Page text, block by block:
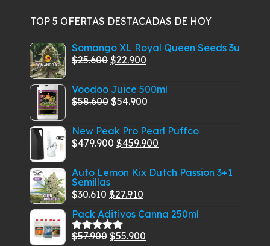
TOP 5 OFERTAS DESTACADAS DE HOY
Somango XL Royal Queen Seeds 3u
$25.600 El
original
era:
$22.900
actual
es:
Voodoo Juice 500ml
$58.600 El
original
era:
$54.900
actual
es:
New Peak Pro Pearl Puffco
$479.900 El
original
era:
$479.900.
$459.900
actual
Auto Lemon Kix Dutch Passion 3+1
Semillas
$30.610 El
precio
original
era:
$27.910
precio
es:
Pack Aditivos Canna 250ml
Valorado
$57.900 El
$55.900